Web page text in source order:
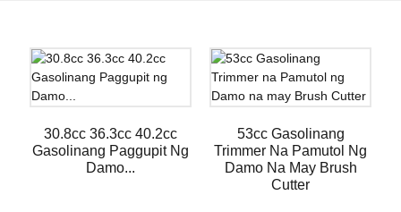
30.8cc 36.3cc 40.2cc
Gasolinang Paggupit Ng
Damo...
53cc Gasolinang
Trimmer Na Pamutol Ng
Damo Na May Brush
Cutter